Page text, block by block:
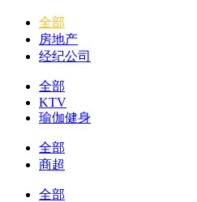
全部
房地产
经纪公司
全部
KTV
瑜伽健身
全部
商超
全部